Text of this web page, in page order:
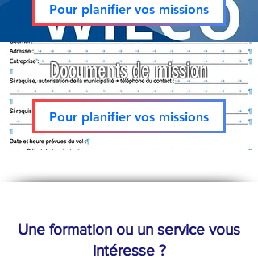
Pour planifier vos missions
Documents de mission
Pour planifier vos missions
Une formation ou un service vous
intéresse ?